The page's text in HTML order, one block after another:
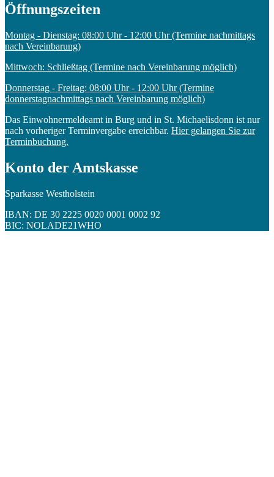
Öffnungszeiten
Montag - Dienstag: 08:00 Uhr - 12:00 Uhr (Termine nachmittags
nach Vereinbarung)
Mittwoch: Schließtag (Termine nach Vereinbarung möglich)
Donnerstag - Freitag: 08:00 Uhr - 12:00 Uhr (Termine
donnerstagnachmittags nach Vereinbarung möglich)
Das Einwohnermeldeamt in Burg und in St. Michaelisdonn ist nur
nach vorheriger Terminvergabe erreichbar. Hier gelangen Sie zur
Terminbuchung.
Konto der Amtskasse
Sparkasse Westholstein
IBAN: DE 30 2225 0020 0001 0002 92
BIC: NOLADE21WHO